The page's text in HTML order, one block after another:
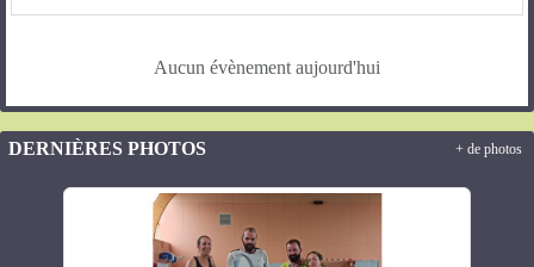
Aucun évènement aujourd'hui
DERNIÈRES PHOTOS + de photos